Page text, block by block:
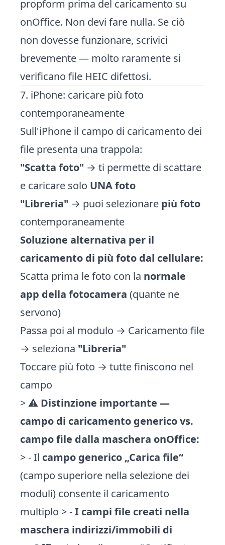
propform prima del caricamento su
onOffice. Non devi fare nulla. Se ciò
non dovesse funzionare, scrivici
brevemente — molto raramente si
verificano file HEIC difettosi.
7. iPhone: caricare più foto
contemporaneamente
Sull'iPhone il campo di caricamento dei
file presenta una trappola:
"Scatta foto" → ti permette di scattare
e caricare solo UNA foto
"Libreria" → puoi selezionare più foto
contemporaneamente
Soluzione alternativa per il
caricamento di più foto dal cellulare:
Scatta prima le foto con la normale
app della fotocamera (quante ne
servono)
Passa poi al modulo → Caricamento file
→ seleziona "Libreria"
Toccare più foto → tutte finiscono nel
campo
> ⚠️ Distinzione importante —
campo di caricamento generico vs.
campo file dalla maschera onOffice:
> - Il campo generico „Carica file“
(campo superiore nella selezione dei
moduli) consente il caricamento
multiplo > -I campi file creati nella
maschera indirizzi/immobili di